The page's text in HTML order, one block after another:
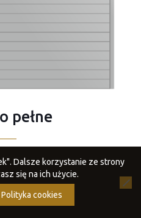
pełne
x 20mm, romb
Dalsze korzystanie ze strony
się na ich użycie.
Polityka cookies